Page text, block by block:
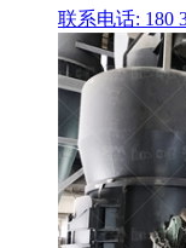
联系电话: 180